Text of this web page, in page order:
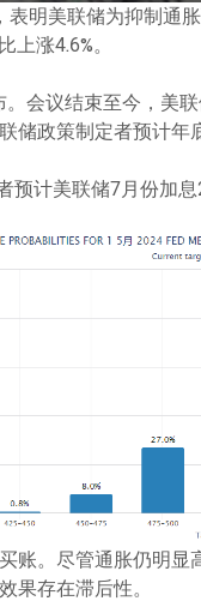
明美联储为抑制通
涨4.6%。
会议结束至今，美
储政策制定者预计
预计美联储7月份加
账。尽管通胀仍明
果存在滞后性。